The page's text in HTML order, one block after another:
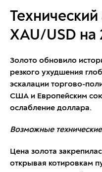
XAU/USD на
Золото обновило
резкого ухудшения
эскалации торгово-
США и Европейским
ослабление доллара.
Возможные
Цена золота
открывая котировкам